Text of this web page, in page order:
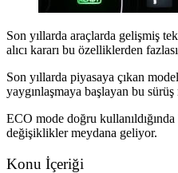
Son yıllarda araçlarda gelişmiş
alıcı kararı bu özelliklerden
Son yıllarda piyasaya çıkan
yaygınlaşmaya başlayan bu
ECO mode doğru
değişiklikler meydana geliyor.
Konu İçeriği